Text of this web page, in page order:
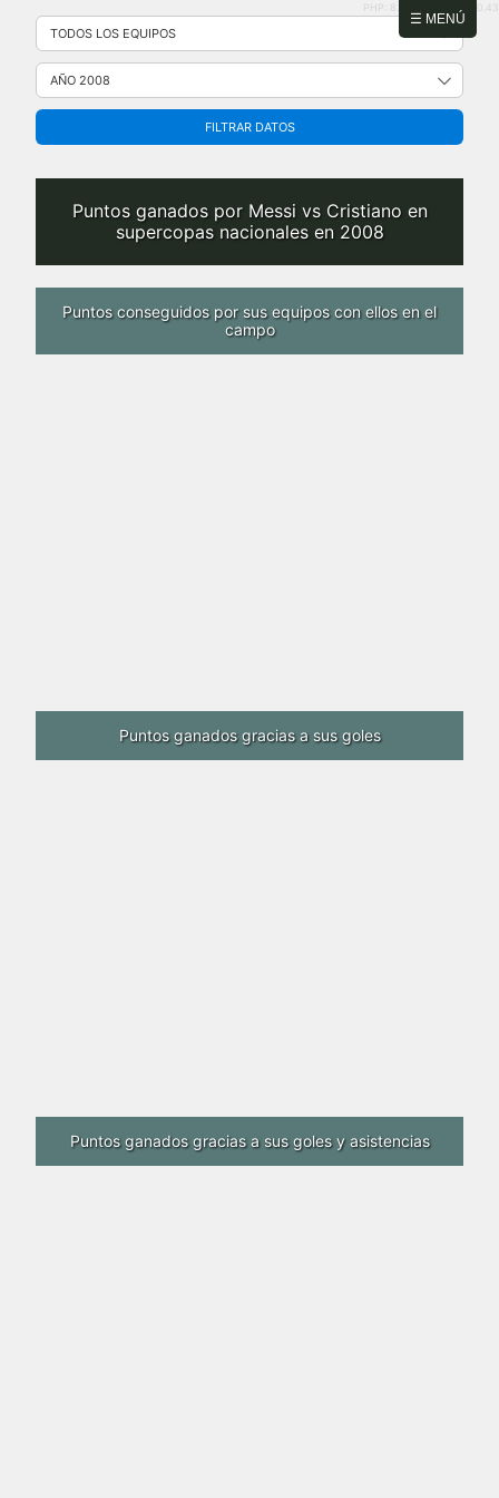
☰ MENÚ
Saltar
contenido
PHP: 8.2.31 | MySQL: 8.0.43
FILTRAR DATOS
Puntos ganados por Messi vs Cristiano en
supercopas nacionales en 2008
Puntos conseguidos por sus equipos con ellos en el
campo
Puntos ganados gracias a sus goles
Puntos ganados gracias a sus goles y asistencias